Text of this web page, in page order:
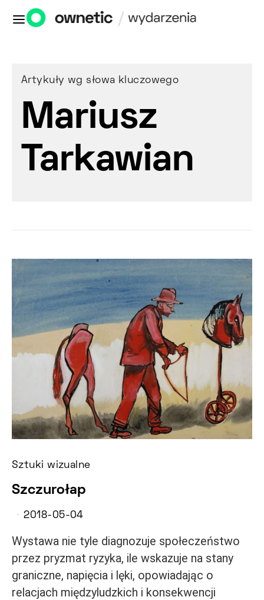
Artykuły wg słowa kluczowego
Mariusz
Tarkawian
Sztuki wizualne
Szczurołap
2018-05-04
Wystawa nie tyle diagnozuje społeczeństwo
przez pryzmat ryzyka, ile wskazuje na stany
graniczne, napięcia i lęki, opowiadając o
relacjach międzyludzkich i konsekwencji